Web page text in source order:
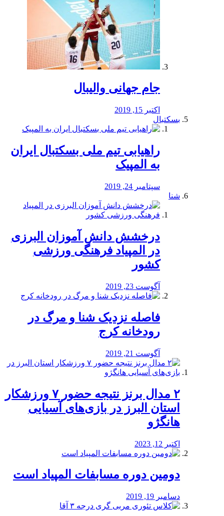
جام جهانی والیبال
اکتبر 15, 2019
بسکتبال
راهیابی تیم ملی بسکتبال ایران
به المپیک
سپتامبر 24, 2019
شنا
درخشش دانش آموزان البرزی
در المپیاد فرهنگی ورزشی
کشور
آگوست 23, 2019
️فاصله نزدیک شنا و مرگ در
رودخانه کرج
آگوست 21, 2019
۲ مدال برنز نتیجه حضور ۷ ورزشکار
استان البرز در بازی‌های آسیایی
هانگژو
اکتبر 12, 2023
دومین دوره مسابفات المپیاد است
دسامبر 19, 2019